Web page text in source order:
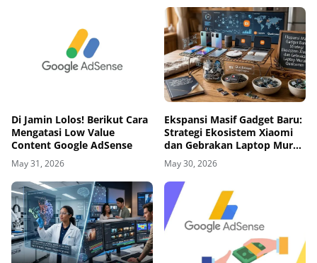
Di Jamin Lolos! Berikut Cara
Mengatasi Low Value
Content Google AdSense
May 31, 2026
Ekspansi Masif Gadget Baru:
Strategi Ekosistem Xiaomi
dan Gebrakan Laptop Murah
Qualcomm
May 30, 2026